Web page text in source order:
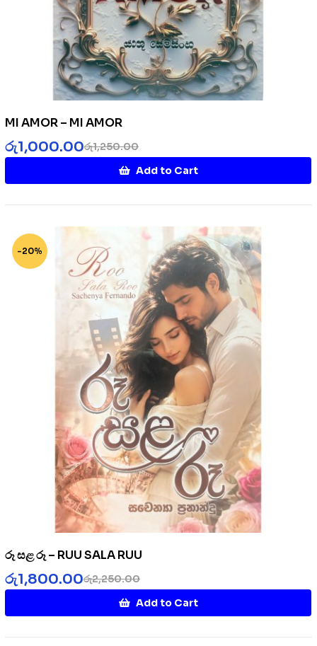
MI AMOR – MI AMOR
රු1,250.00
රු1,000.00
Add to Cart
-20%
රූ සළ රූ – RUU SALA RUU
රු2,250.00
රු1,800.00
Add to Cart